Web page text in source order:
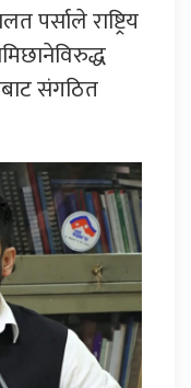
पर्साले राष्ट्रिय
संगठित